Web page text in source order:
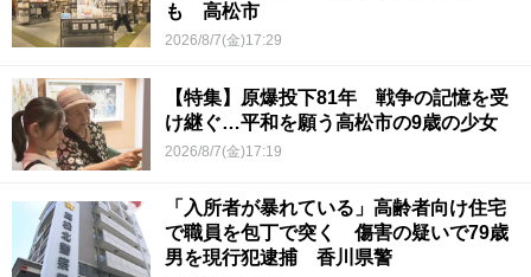
も 高松市
2026/8/7(金)17:29
【特集】原爆投下81年 戦争の記憶を受
け継ぐ…平和を願う高松市の9歳の少女
2026/8/7(金)17:19
「入所者が暴れている」高齢者向け住宅
で職員を包丁で突く 傷害の疑いで79歳
男を現行犯逮捕 香川県警